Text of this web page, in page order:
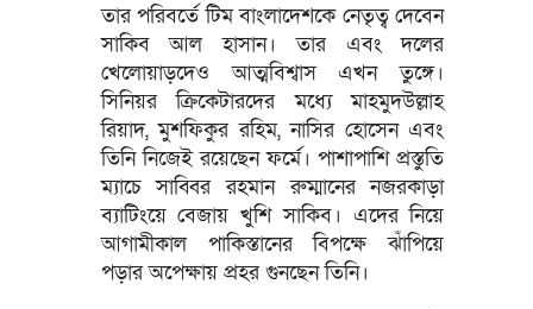
তার পরিবর্তে টিম বাংলাদেশকে নেতৃত্ব দেবেন
সাকিব আল হাসান। তার এবং দলের
খেলোয়াড়দেও আত্মবিশ্বাস এখন তুঙ্গে।
সিনিয়র ক্রিকেটারদের মধ্যে মাহমুদউল্লাহ
রিয়াদ, মুশফিকুর রহিম, নাসির হোসেন এবং
তিনি নিজেই রয়েছেন ফর্মে। পাশাপাশি প্রস্তুতি
ম্যাচে সাব্বির রহমান রুম্মানের নজরকাড়া
ব্যাটিংয়ে বেজায় খুশি সাকিব। এদের নিয়ে
আগামীকাল পাকিস্তানের বিপক্ষে ঝাঁপিয়ে
পড়ার অপেক্ষায় প্রহর গুনছেন তিনি।